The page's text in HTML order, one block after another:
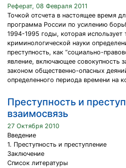
Реферат, 08 Февраля 2011
Точкой отсчета в настоящее время
программа России по усилению
1994-1995 годы, которая
криминологической науки
преступность, как “социально-
явление, включающее совокупность
законом общественно-опасных
определенного периода времени на
Преступность и
взаимосвязь
27 Октября 2010
Введение
1. Преступность и преступление
Заключение
Список литературы